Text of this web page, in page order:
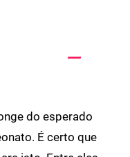
do esperado
É certo que